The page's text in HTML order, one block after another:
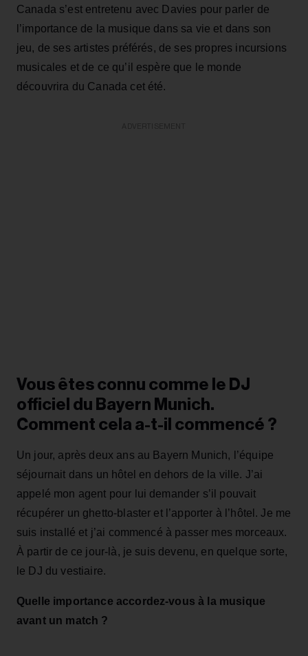
Canada s’est entretenu avec Davies pour parler de
l’importance de la musique dans sa vie et dans son
jeu, de ses artistes préférés, de ses propres incursions
musicales et de ce qu’il espère que le monde
découvrira du Canada cet été.
Vous êtes connu comme le DJ
officiel du Bayern Munich.
Comment cela a-t-il commencé ?
Un jour, après deux ans au Bayern Munich, l’équipe
séjournait dans un hôtel en dehors de la ville. J’ai
appelé mon agent pour lui demander s’il pouvait
récupérer un ghetto‑blaster et l’apporter à l’hôtel. Je me
suis installé et j’ai commencé à passer mes morceaux.
À partir de ce jour‑là, je suis devenu, en quelque sorte,
le DJ du vestiaire.
Quelle importance accordez-vous à la musique
avant un match ?